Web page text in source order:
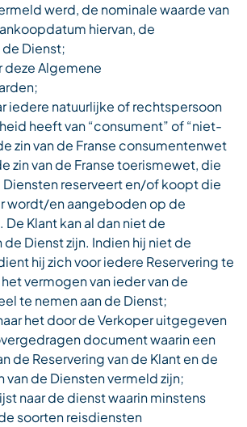
werd, de nominale waarde van
hiervan, de
Dienst;
deze Algemene
iedere natuurlijke of rechtspersoon
heeft van “consument” of “niet-
zin van de Franse consumentenwet
zin van de Franse toerismewet, die
reserveert en/of koopt die
wordt/en aangeboden op de
De Klant kan al dan niet de
Dienst zijn. Indien hij niet de
hij zich voor iedere Reservering te
vermogen van ieder van de
te nemen aan de Dienst;
het door de Verkoper uitgegeven
document waarin een
de Reservering van de Klant en de
de Diensten vermeld zijn;
naar de dienst waarin minstens
soorten reisdiensten